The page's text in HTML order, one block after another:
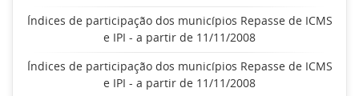
Índices de participação dos municípios Repasse de ICMS
e IPI - a partir de 11/11/2008
Índices de participação dos municípios Repasse de ICMS
e IPI - a partir de 11/11/2008